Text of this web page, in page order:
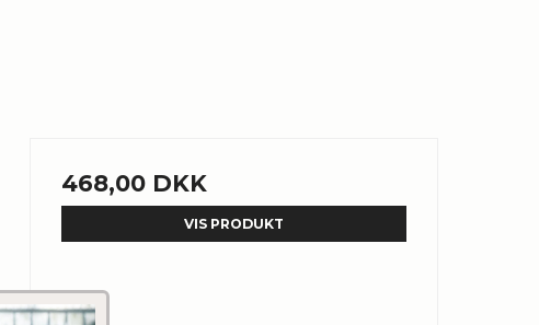
468,00 DKK
VIS PRODUKT